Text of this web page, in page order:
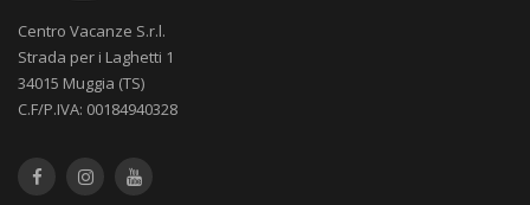
Centro Vacanze S.r.l.
Strada per i Laghetti 1
34015 Muggia (TS)
C.F/P.IVA: 00184940328